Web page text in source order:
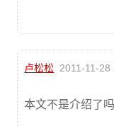
卢松松 2011-11-28
本文不是介绍了吗